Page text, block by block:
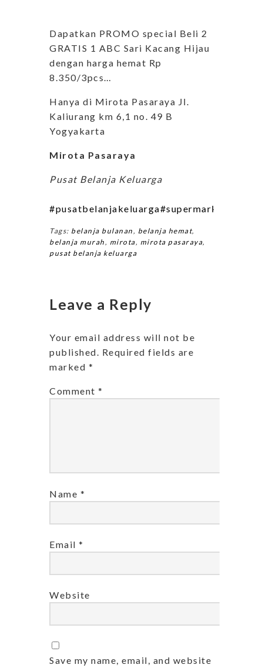
Dapatkan PROMO special Beli 2
GRATIS 1 ABC Sari Kacang Hijau
dengan harga hemat Rp
8.350/3pcs…
Hanya di Mirota Pasaraya Jl.
Kaliurang km 6,1 no. 49 B
Yogyakarta
Mirota Pasaraya
Pusat Belanja Keluarga
#pusatbelanjakeluarga#supermarketjogja
Tags: belanja bulanan, belanja hemat,
belanja murah, mirota, mirota pasaraya,
pusat belanja keluarga
Leave a Reply
Your email address will not be
published. Required fields are
marked *
Comment *
Name *
Email *
Website
Save my name, email, and website